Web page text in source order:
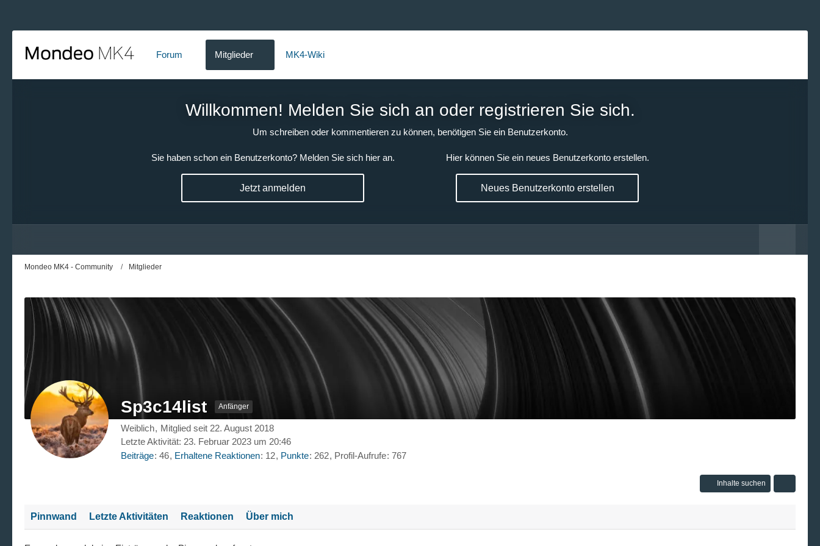
Forum Mitglieder MK4-Wiki
Willkommen! Melden Sie sich an oder registrieren Sie sich.
Um schreiben oder kommentieren zu können, benötigen Sie ein Benutzerkonto.
Sie haben schon ein Benutzerkonto? Melden Sie sich hier an.
Jetzt anmelden
Hier können Sie ein neues Benutzerkonto erstellen.
Neues Benutzerkonto erstellen
Mondeo MK4 - Community Mitglieder
Sp3c14list Anfänger
Weiblich
Mitglied seit 22. August 2018
Letzte Aktivität: 23. Februar 2023 um 20:46
Beiträge 46 Erhaltene Reaktionen 12 Punkte 262 Profil-Aufrufe 767
Inhalte suchen
Pinnwand Letzte Aktivitäten Reaktionen Über mich